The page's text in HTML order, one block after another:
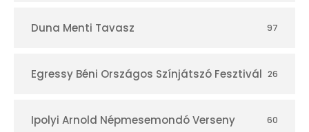
Duna Menti Tavasz 97
Egressy Béni Országos Színjátszó Fesztivál 26
Ipolyi Arnold Népmesemondó Verseny 60